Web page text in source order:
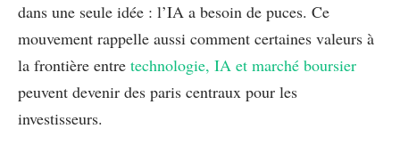
dans une seule idée : l’IA a besoin de puces. Ce
mouvement rappelle aussi comment certaines valeurs à
la frontière entre technologie, IA et marché boursier
peuvent devenir des paris centraux pour les
investisseurs.